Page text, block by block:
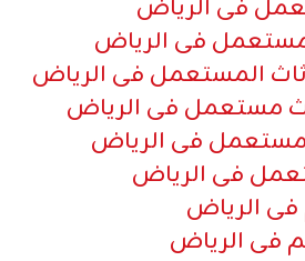
فى الرياض
مستعمل فى الرياض
المستعمل فى الرياض
مستعمل فى الرياض
مستعمل فى الرياض
فى الرياض
فى الرياض
فى الرياض